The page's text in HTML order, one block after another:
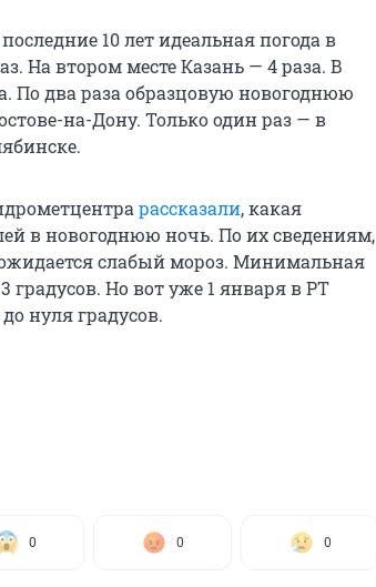
10 лет идеальная погода в
На втором месте Казань — 4 раза. В
По два раза образцовую новогоднюю
на-Дону. Только один раз — в
рассказали, какая
в новогоднюю ночь. По их сведениям,
ожидается слабый мороз. Минимальная
градусов. Но вот уже 1 января в РТ
нуля градусов.
0 0 0